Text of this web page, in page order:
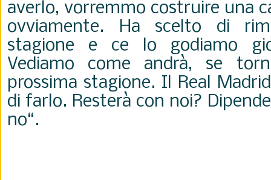
averlo, vorremmo costruire una
ovviamente. Ha scelto di
stagione e ce lo godiamo
Vediamo come andrà, se
prossima stagione. Il Real
di farlo. Resterà con noi?
no“.